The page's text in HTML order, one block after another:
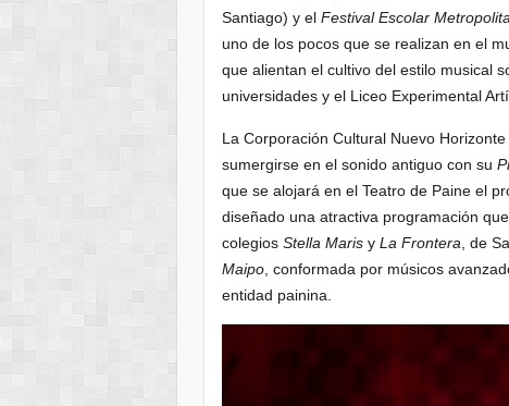
Santiago) y elFestival Escolar
uno de los pocos que se realizan en el
que alientan el cultivo del estilo musical
universidades y el Liceo Experimental
La Corporación Cultural Nuevo
sumergirse en el sonido antiguo con su
que se alojará en el Teatro de Paine el
diseñado una atractiva programación
colegiosStella Maris yLa Frontera , de
Maipo , conformada por músicos
entidad painina.